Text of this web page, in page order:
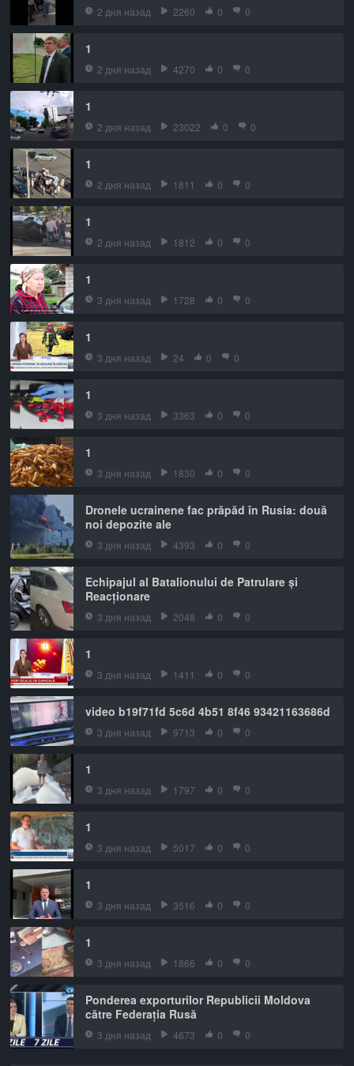
2 дня назад 2260 0 0
1
2 дня назад 4270 0 0
1
2 дня назад 23022 0 0
1
2 дня назад 1811 0 0
1
2 дня назад 1812 0 0
1
3 дня назад 1728 0 0
1
3 дня назад 24 0 0
1
3 дня назад 3363 0 0
1
3 дня назад 1830 0 0
Dronele ucrainene fac prăpăd în Rusia: două
noi depozite ale
3 дня назад 4393 0 0
Echipajul al Batalionului de Patrulare și
Reacționare
3 дня назад 2048 0 0
1
3 дня назад 1411 0 0
video b19f71fd 5c6d 4b51 8f46 93421163686d
3 дня назад 9713 0 0
1
3 дня назад 1797 0 0
1
3 дня назад 5017 0 0
1
3 дня назад 3516 0 0
1
3 дня назад 1866 0 0
Ponderea exporturilor Republicii Moldova
către Federația Rusă
3 дня назад 4673 0 0